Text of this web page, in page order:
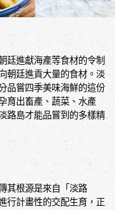
廷進獻海產等食材的令制
朝廷進貢大量的食材。淡
品嘗四季美味海鮮的這份
育出畜產、蔬菜、水產
路島才能品嘗到的多樣精
其根源是來自「淡路
行計畫性的交配生育，正